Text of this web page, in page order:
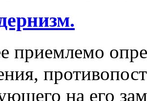
приемлемо
на его